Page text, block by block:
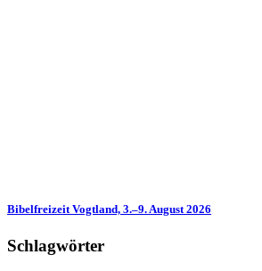
Bibelfreizeit Vogtland, 3.–9. August 2026
Schlagwörter